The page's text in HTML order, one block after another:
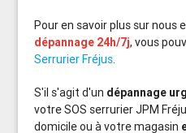
Pour en savoir plus sur nous
dépannage 24h/7j, vous
Serrurier Fréjus.
S'il s'agit d'un dépannage
votre SOS serrurier JPM
domicile ou à votre magasin